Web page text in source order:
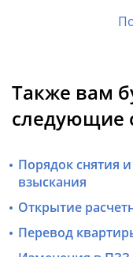
Также вам
следующие
Порядок снятия
взыскания
Открытие
Перевод